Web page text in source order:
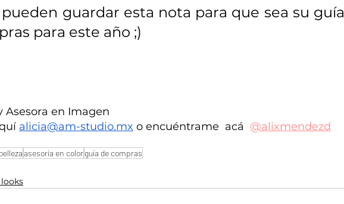
guardar esta nota para que sea su guía
para este año ;)
Asesora en Imagen
alicia@am-studio.mx o encuéntrame  acá @alixmendezd
bellezaasesoría en colorguia de compras